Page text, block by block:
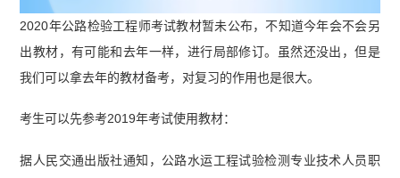
2020年公路检验工程师考试教材暂未公布，不知道今年会不会另
出教材，有可能和去年一样，进行局部修订。虽然还没出，但是
我们可以拿去年的教材备考，对复习的作用也是很大。
考生可以先参考2019年考试使用教材：
据人民交通出版社通知，公路水运工程试验检测专业技术人员职